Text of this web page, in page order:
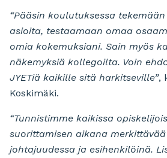
“Pääsin koulutuksessa
asioita, testaamaan omaa
omia kokemuksiani. Sain myös
näkemyksiä kollegoilta. Voin
JYETiä kaikille sitä harkitseville”,
Koskimäki.
“Tunnistimme kaikissa
suorittamisen aikana
johtajuudessa ja esihenkilöinä.